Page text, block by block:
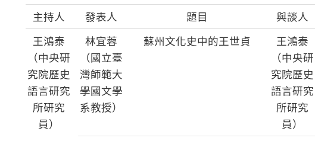
主持人
發表人 題目
與談人
王鴻泰
（中央研
究院歷史
語言研究
所研究
員）
林宜蓉
（國立臺
灣師範大
學國文學
系教授）
蘇州文化史中的王世貞
王鴻泰
（中央研
究院歷史
語言研究
所研究
員）